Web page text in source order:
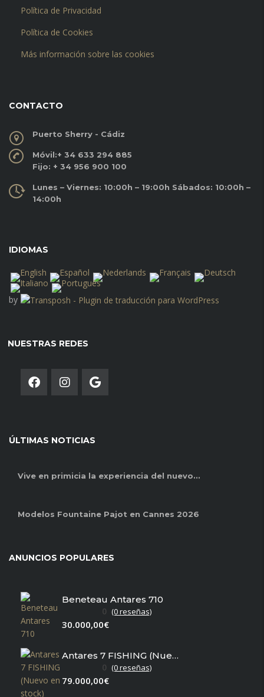
Política de Privacidad
Política de Cookies
Más información sobre las cookies
CONTACTO
Puerto Sherry - Cádiz
Móvil:+ 34 633 294 885
Fijo: + 34 956 900 100
Lunes – Viernes: 10:00h – 19:00h Sábados: 10:00h –
14:00h
IDIOMAS
by
NUESTRAS REDES
ÚLTIMAS NOTICIAS
Vive en primicia la experiencia del nuevo...
Modelos Fountaine Pajot en Cannes 2026
ANUNCIOS POPULARES
Beneteau Antares 710
0 (0 reseñas)
30.000,00€
Antares 7 FISHING (Nuevo en stock)
0 (0 reseñas)
79.000,00€